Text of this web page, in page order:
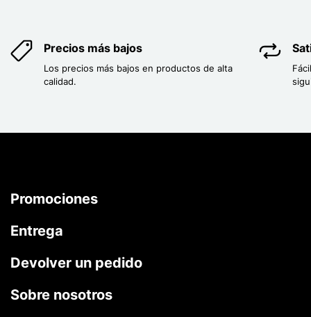
Precios más bajos
Los precios más bajos en productos de alta
calidad.
Promociones
Entrega
Devolver un pedido
Sobre nosotros